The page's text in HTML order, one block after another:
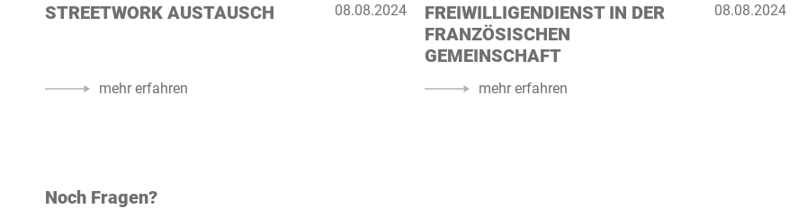
STREETWORK AUSTAUSCH 08.08.2024
mehr erfahren
FREIWILLIGENDIENST IN DER
FRANZÖSISCHEN
GEMEINSCHAFT
08.08.2024
mehr erfahren
Noch Fragen?